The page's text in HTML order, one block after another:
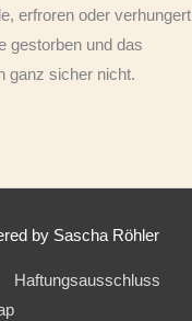
erfroren oder verhungert
gestorben und das
ganz sicher nicht.
by Sascha Röhler
Haftungsausschluss